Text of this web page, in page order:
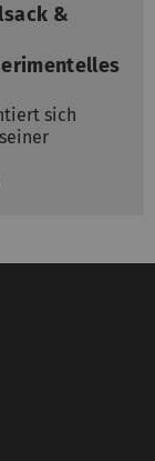
&
sich